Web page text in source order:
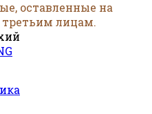
оставленные на
третьим лицам.